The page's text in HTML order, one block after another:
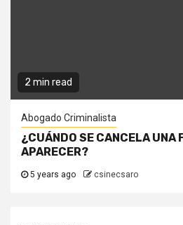
2 min read
Abogado Criminalista
¿CUÁNDO SE CANCELA UNA
APARECER?
5 years ago csinecsaro